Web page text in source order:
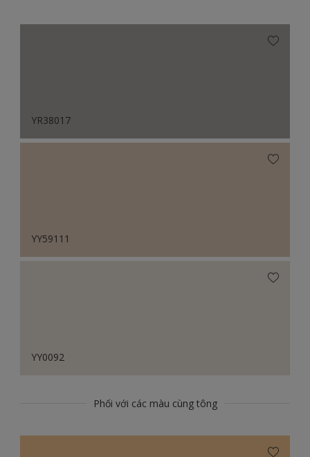
YR38017
YY59111
YY0092
Phối với các màu cùng tông